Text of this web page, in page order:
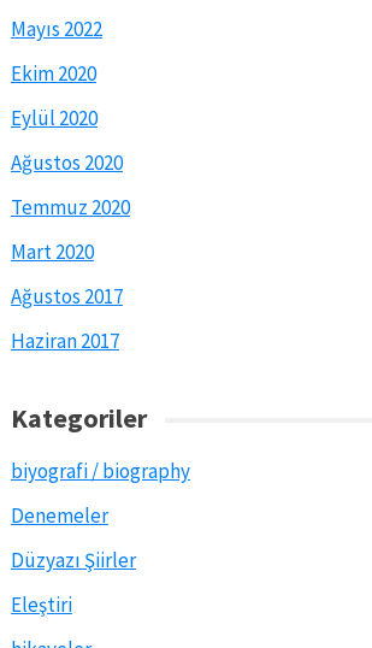
Mayıs 2022
Ekim 2020
Eylül 2020
Ağustos 2020
Temmuz 2020
Mart 2020
Ağustos 2017
Haziran 2017
Kategoriler
biyografi / biography
Denemeler
Düzyazı Şiirler
Eleştiri